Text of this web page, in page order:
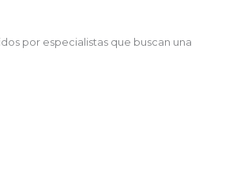
por especialistas que buscan una